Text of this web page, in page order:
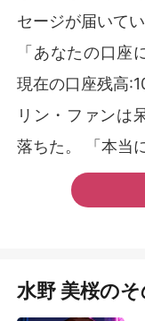
セージが届いてい
「あなたの口座
現在の口座残高
リン・ファンは
落ちた。 「本当
水野 美桜の